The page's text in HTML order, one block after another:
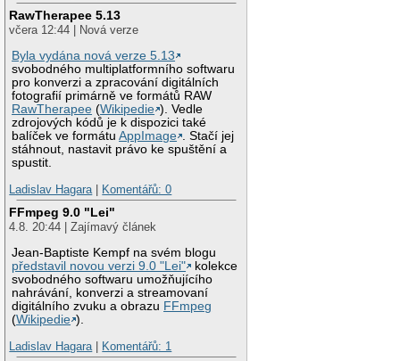
RawTherapee 5.13
včera 12:44 | Nová verze
Byla vydána nová verze 5.13
svobodného multiplatformního softwaru
pro konverzi a zpracování digitálních
fotografií primárně ve formátů RAW
RawTherapee (Wikipedie ). Vedle
zdrojových kódů je k dispozici také
balíček ve formátuAppImage . Stačí jej
stáhnout, nastavit právo ke spuštění a
spustit.
Ladislav Hagara
Komentářů: 0
FFmpeg 9.0 "Lei"
4.8. 20:44 | Zajímavý článek
Jean-Baptiste Kempf na svém blogu
představil novou verzi 9.0 "Lei"
kolekce
svobodného softwaru umožňujícího
nahrávání, konverzi a streamovaní
digitálního zvuku a obrazu FFmpeg
(Wikipedie ).
Ladislav Hagara
Komentářů: 1